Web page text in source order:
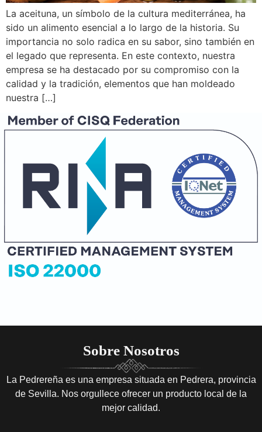
La aceituna, un símbolo de la cultura mediterránea, ha
sido un alimento esencial a lo largo de la historia. Su
importancia no solo radica en su sabor, sino también en
el legado que representa. En este contexto, nuestra
empresa se ha destacado por su compromiso con la
calidad y la tradición, elementos que han moldeado
nuestra […]
Sobre Nosotros
La Pedrereña es una empresa situada en Pedrera, provincia
de Sevilla. Nos orgullece ofrecer un producto local de la
mejor calidad.